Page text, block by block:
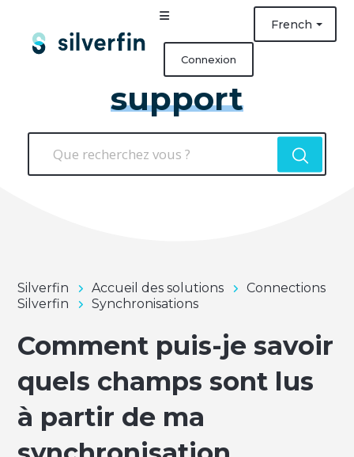
French
Connexion
support
Silverfin Accueil des solutions
Connections
Silverfin
Synchronisations
Comment puis-je savoir
quels champs sont lus
à partir de ma